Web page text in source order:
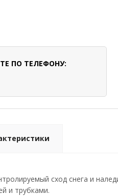
ПО ТЕЛЕФОНУ:
сход снега и
и трубками.